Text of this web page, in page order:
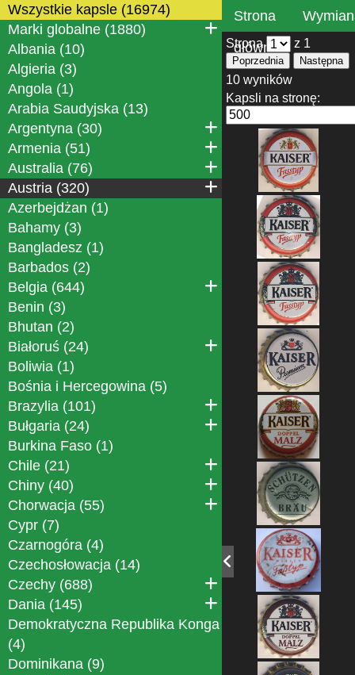
Wszystkie kapsle (16974)
Marki globalne (1880)
Albania (10)
Algieria (3)
Angola (1)
Arabia Saudyjska (13)
Argentyna (30)
Armenia (51)
Australia (76)
Austria (320)
Azerbejdżan (1)
Bahamy (3)
Bangladesz (1)
Barbados (2)
Belgia (644)
Benin (3)
Bhutan (2)
Białoruś (24)
Boliwia (1)
Bośnia i Hercegowina (5)
Brazylia (101)
Bułgaria (24)
Burkina Faso (1)
Chile (21)
Chiny (40)
Chorwacja (55)
Cypr (7)
Czarnogóra (4)
Czechosłowacja (14)
Czechy (688)
Dania (145)
Demokratyczna Republika Konga
(4)
Dominikana (9)
Strona
główna
Strona z 1
Poprzednia Następna
10 wyników
Kapsli na stronę: